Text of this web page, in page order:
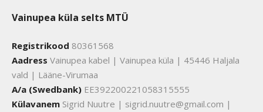
Vainupea küla selts MTÜ
Registrikood 80361568
Aadress Vainupea kabel | Vainupea küla | 45446 Haljala
vald | Lääne-Virumaa
A/a (Swedbank) EE392200221058315555
Külavanem Sigrid Nuutre | sigrid.nuutre@gmail.com |